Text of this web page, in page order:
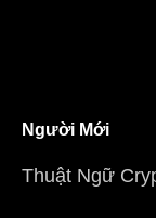
Người Mới
Thuật Ngữ